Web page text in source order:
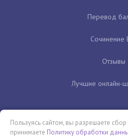
Перевод
Сочинение
Отзывы
Лучшие онлайн-
Пользуясь сайтом, вы разрешаете
принимаете Политику обработки